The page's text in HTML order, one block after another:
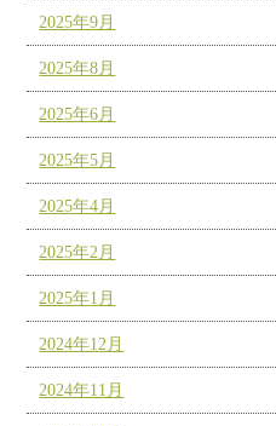
2025年9月
2025年8月
2025年6月
2025年5月
2025年4月
2025年2月
2025年1月
2024年12月
2024年11月